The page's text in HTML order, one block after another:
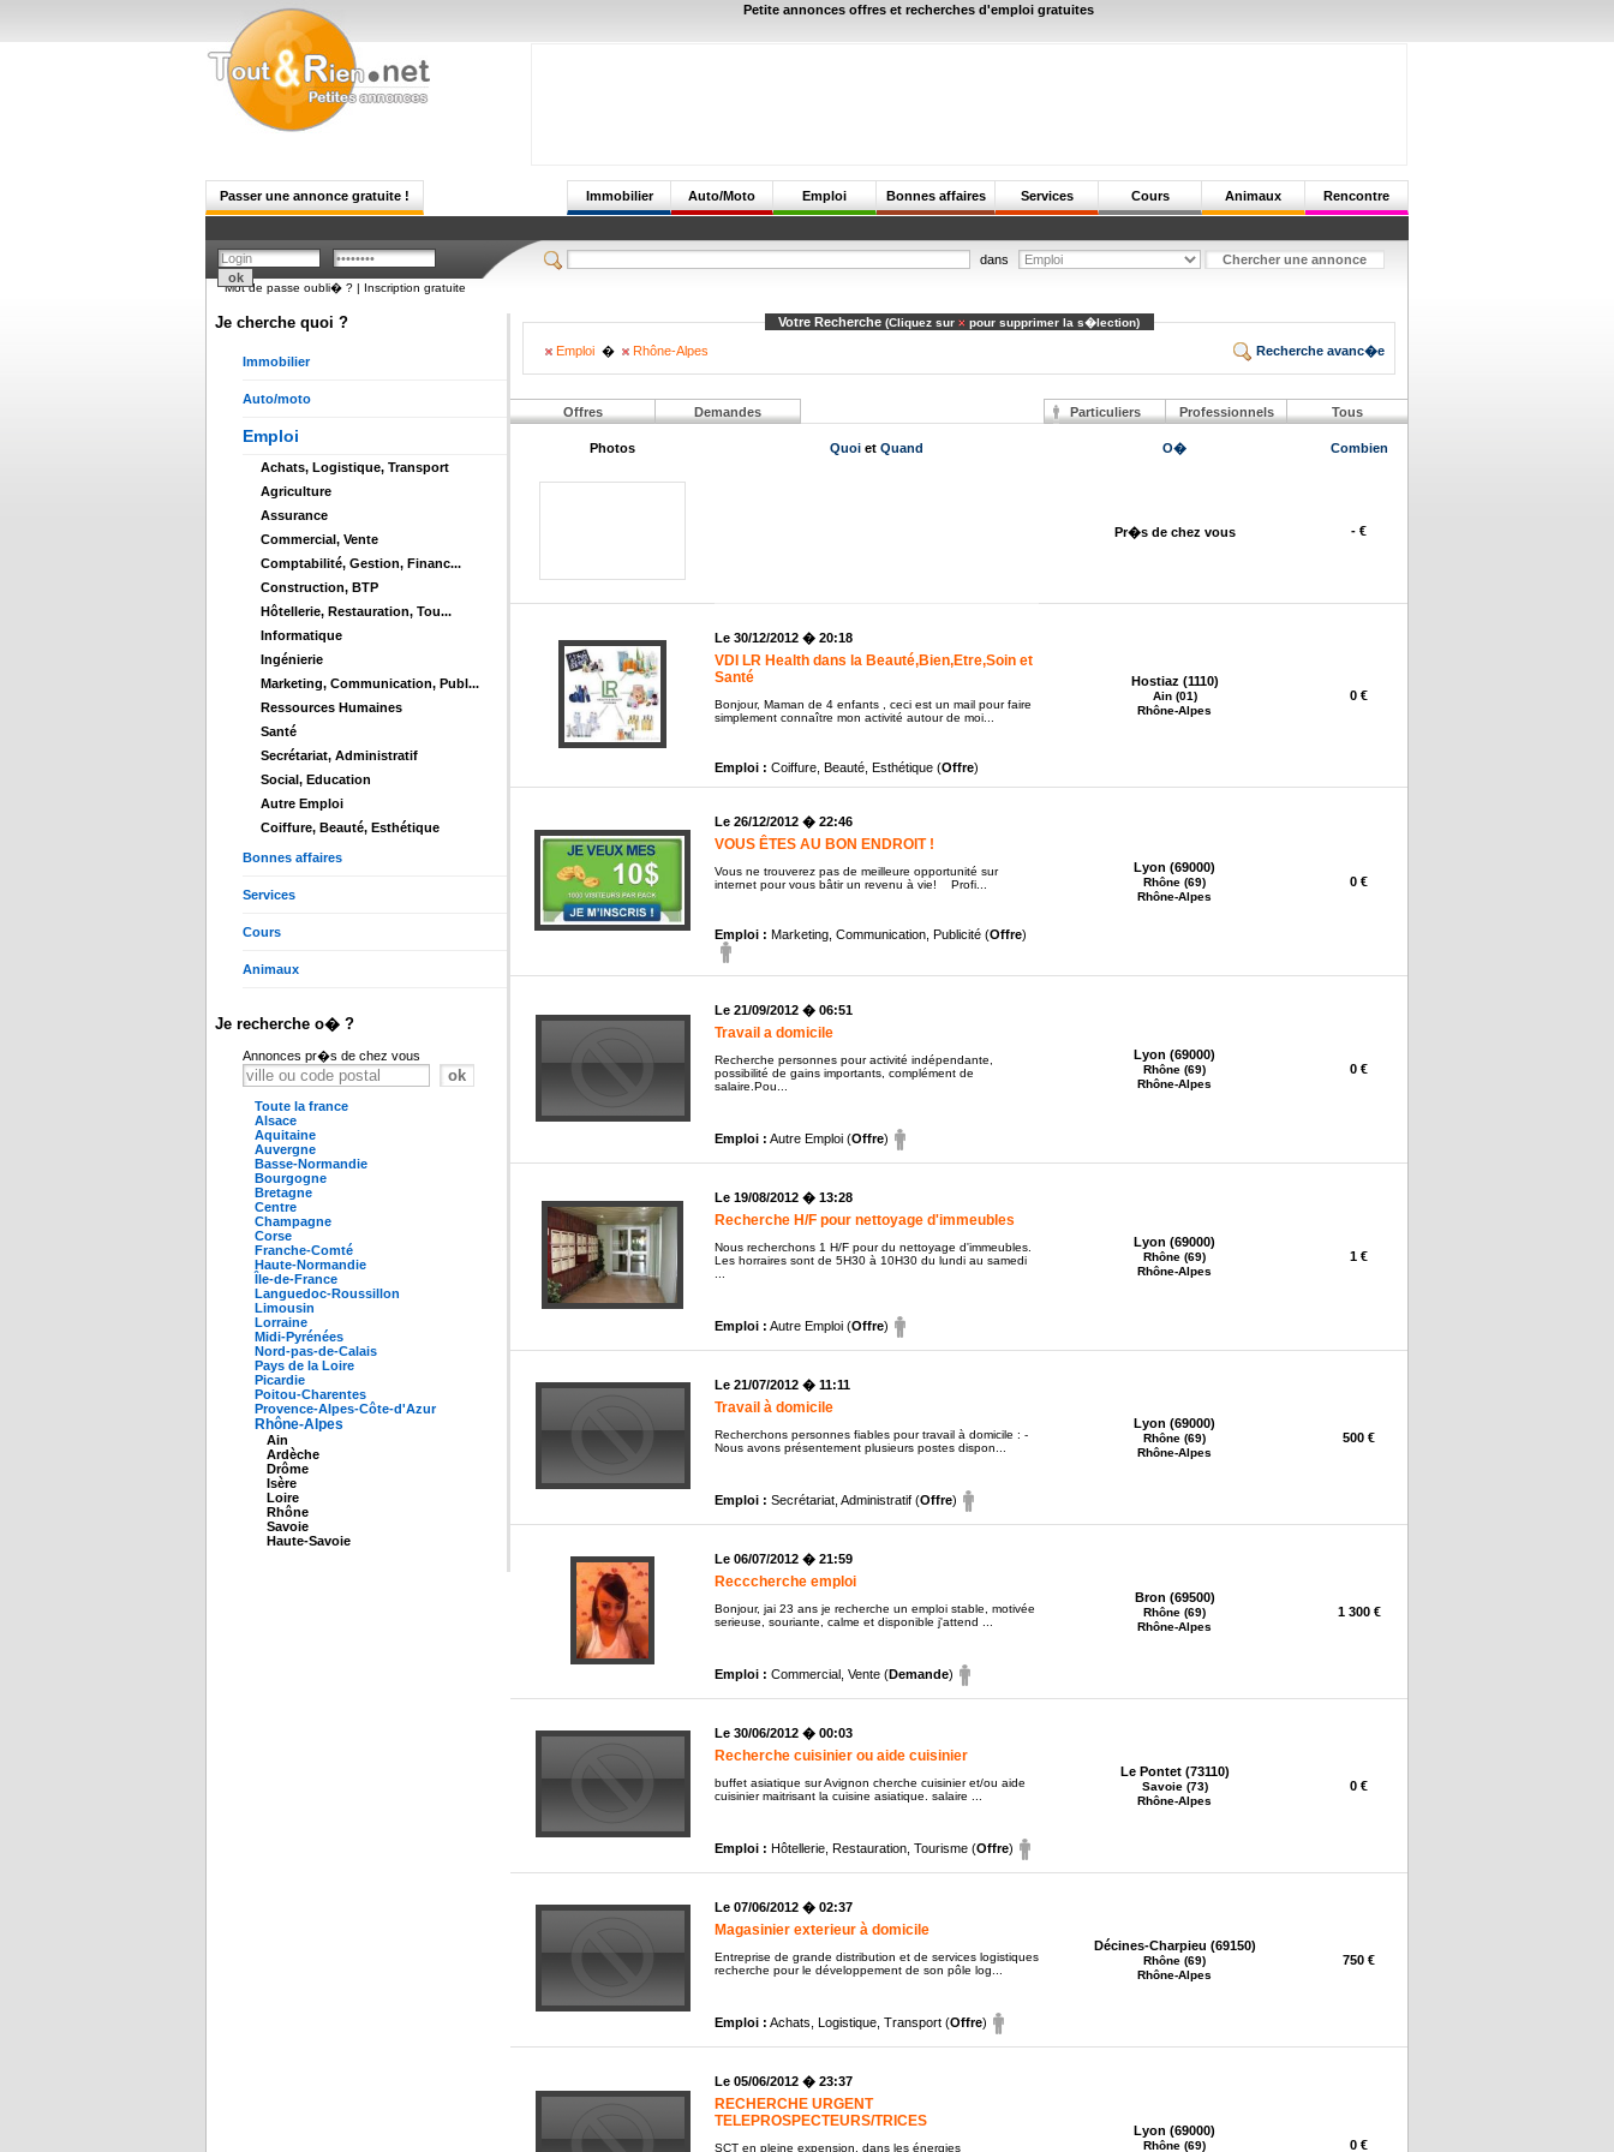
Petite annonces offres et recherches d'emploi gratuites
Passer une annonce gratuite ! Rencontre
Animaux
Cours
Services
Bonnes affaires
Emploi
Auto/Moto
Immobilier
dans
Mot de passe oubli� ? | Inscription gratuite
Je cherche quoi ?
Immobilier
Auto/moto
Emploi
Achats, Logistique, Transport
Agriculture
Assurance
Commercial, Vente
Comptabilité, Gestion, Financ...
Construction, BTP
Hôtellerie, Restauration, Tou...
Informatique
Ingénierie
Marketing, Communication, Publ...
Ressources Humaines
Santé
Secrétariat, Administratif
Social, Education
Autre Emploi
Coiffure, Beauté, Esthétique
Bonnes affaires
Services
Cours
Animaux
Je recherche o� ?
Annonces pr�s de chez vous
Toute la france
Alsace
Aquitaine
Auvergne
Basse-Normandie
Bourgogne
Bretagne
Centre
Champagne
Corse
Franche-Comté
Haute-Normandie
Île-de-France
Languedoc-Roussillon
Limousin
Lorraine
Midi-Pyrénées
Nord-pas-de-Calais
Pays de la Loire
Picardie
Poitou-Charentes
Provence-Alpes-Côte-d'Azur
Rhône-Alpes
Ain
Ardèche
Drôme
Isère
Loire
Rhône
Savoie
Haute-Savoie
Votre Recherche (Cliquez sur pour supprimer la s�lection)
Emploi � Rhône-Alpes Recherche avanc�e
Offres Demandes Tous
Professionnels
Particuliers
Photos Quoi et Quand O� Combien
Pr�s de chez vous - €
Le 30/12/2012 � 20:18
VDI LR Health dans la Beauté,Bien,Etre,Soin et
Santé
Bonjour, Maman de 4 enfants , ceci est un mail pour faire
simplement connaître mon activité autour de moi...
Emploi : Coiffure, Beauté, Esthétique (Offre)
Hostiaz (1110)
Ain (01)
Rhône-Alpes
0 €
Le 26/12/2012 � 22:46
VOUS ÊTES AU BON ENDROIT !
Vous ne trouverez pas de meilleure opportunité sur
internet pour vous bâtir un revenu à vie! Profi...
Emploi : Marketing, Communication, Publicité (Offre)
Lyon (69000)
Rhône (69)
Rhône-Alpes
0 €
Le 21/09/2012 � 06:51
Travail a domicile
Recherche personnes pour activité indépendante,
possibilité de gains importants, complément de
salaire.Pou...
Emploi : Autre Emploi (Offre)
Lyon (69000)
Rhône (69)
Rhône-Alpes
0 €
Le 19/08/2012 � 13:28
Recherche H/F pour nettoyage d'immeubles
Nous recherchons 1 H/F pour du nettoyage d'immeubles.
Les horraires sont de 5H30 à 10H30 du lundi au samedi
Emploi : Autre Emploi (Offre)
Lyon (69000)
Rhône (69)
Rhône-Alpes
1 €
Le 21/07/2012 � 11:11
Travail à domicile
Recherchons personnes fiables pour travail à domicile : -
Nous avons présentement plusieurs postes dispon...
Emploi : Secrétariat, Administratif (Offre)
Lyon (69000)
Rhône (69)
Rhône-Alpes
500 €
Le 06/07/2012 � 21:59
Recccherche emploi
Bonjour, jai 23 ans je recherche un emploi stable, motivée
serieuse, souriante, calme et disponible j'attend ...
Emploi : Commercial, Vente (Demande)
Bron (69500)
Rhône (69)
Rhône-Alpes
1 300 €
Le 30/06/2012 � 00:03
Recherche cuisinier ou aide cuisinier
buffet asiatique sur Avignon cherche cuisinier et/ou aide
cuisinier maitrisant la cuisine asiatique. salaire ...
Emploi : Hôtellerie, Restauration, Tourisme (Offre)
Le Pontet (73110)
Savoie (73)
Rhône-Alpes
0 €
Le 07/06/2012 � 02:37
Magasinier exterieur à domicile
Entreprise de grande distribution et de services logistiques
recherche pour le développement de son pôle log...
Emploi : Achats, Logistique, Transport (Offre)
Décines-Charpieu (69150)
Rhône (69)
Rhône-Alpes
750 €
Le 05/06/2012 � 23:37
RECHERCHE URGENT
TELEPROSPECTEURS/TRICES
SCT en pleine expension, dans les énergies
Lyon (69000)
Rhône (69) 0 €